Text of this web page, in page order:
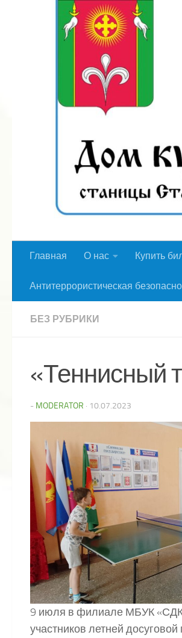
Перейти к содержимому
Главная О нас Купить
Антитеррористическая
БЕЗ РУБРИКИ
«Теннисный
- MODERATOR · 10.07.2023
9 июля в филиале МБУК «СДК
участников летней